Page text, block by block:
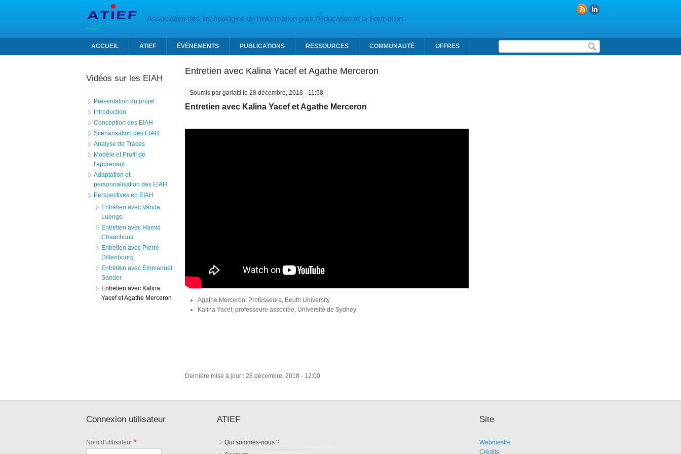
Association des Technologies de l’Information pour l’Education et la Formation
Formulaire de recherche
ACCUEIL ATIEF ÉVÈNEMENTS PUBLICATIONS RESSOURCES COMMUNAUTÉ OFFRES
Entretien avec Kalina Yacef et Agathe Merceron
Soumis par garlatti le 28 décembre, 2018 - 11:58
Entretien avec Kalina Yacef et Agathe Merceron
Agathe Merceron, Professeure, Beuth University
Kalina Yacef, professeure associée, Université de Sydney
Dernière mise à jour : 28 décembre, 2018 - 12:00
Vidéos sur les EIAH
Présentation du projet
Introduction
Conception des EIAH
Scénarisation des EIAH
Analyse de Traces
Modèle et Profil de
l'apprenant
Adaptation et
personnalisation des EIAH
Perspectives en EIAH
Entretien avec Vanda
Luengo
Entretien avec Hamid
Chaachoua
Entretien avec Pierre
Dillenbourg
Entretien avec Emmanuel
Sander
Entretien avec Kalina
Yacef et Agathe Merceron
Connexion utilisateur
Nom d'utilisateur*
ATIEF
Qui sommes-nous ?
Site
Webmestre
Crédits